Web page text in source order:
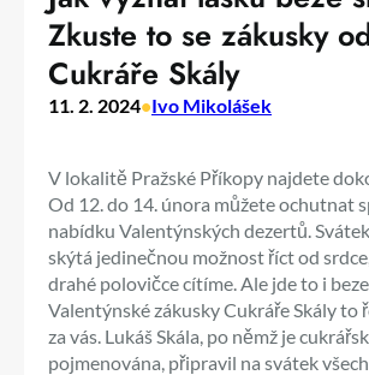
Zkuste to se zákusky
Cukráře Skály
11. 2. 2024•Ivo Mikolášek
V lokalitě Pražské Příkopy najdete
Od 12. do 14. února můžete ochutnat
nabídku Valentýnských dezertů.
skýtá jedinečnou možnost říct od
drahé polovičce cítíme. Ale jde to i
Valentýnské zákusky Cukráře Skály to
za vás. Lukáš Skála, po němž je
pojmenována, připravil na svátek